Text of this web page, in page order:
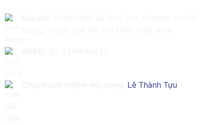
Lê Thành Tựu